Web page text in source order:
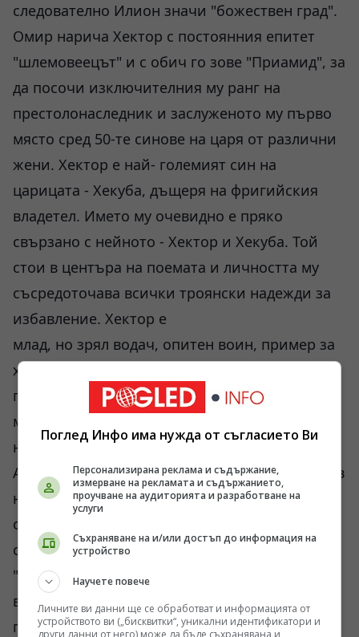
следователно Илион значи "божествен град".
Омир нарича Хектор с постоянния епитет
"шлемовеецът" и с обич го зове "Приамид", за
да посочи изключителния му ранг на
престолонаследник и заслуженото му първо
място сред 50-те синове на царя от различни
жени. Хектор е най- големият син на
царицата - Хекуба, дъщеря на фригийския
владетел. Името му очевидно е пряко
свързано с нейното - Хектор и Хекуба. Той
стои в центъра на поемата и личността му
съсредоточава всички троянски надежди за
избавление. Хектор е
млад, но зрял водач, опитен воин, пример за
храброст и справедливост. Дарен е от
природата не само с трезв ум, но и с
мъжествена хубост - любим и любящ съпруг
на Андромаха, нежен баща на Скамандрий (
Астианакс ). Него едничък поетът представя в
най- трогателната и мъчителна - заради
осъзнатата безнадежност - семейна сцена в
световната литература. В Песен Шеста
"Среща на Хектор и Андромаха", героят,
върнал се за кратко от бойното поле, за да
призове с упрек брат си Парис към дълга му,
Поглед Инфо има нужда от съгласието Ви
Персонализирана реклама и съдържание,
измерване на рекламата и съдържанието,
проучване на аудиторията и разработване на
услуги
Съхраняване на и/или достъп до информация на
устройство
Научете повече
Личните ви данни ще се обработват и информацията от
устройството ви („бисквитки“, уникални идентификатори и
други данни от него) може да бъде съхранявана и